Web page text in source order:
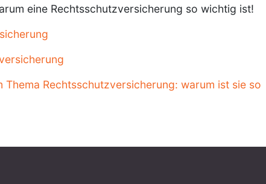
eine Rechtsschutzversicherung so wichtig ist!
Thema Rechtsschutzversicherung: warum ist sie so